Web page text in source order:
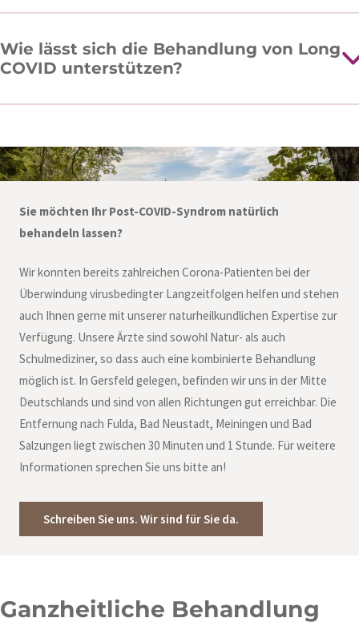
Wie lässt sich die Behandlung von Long
COVID unterstützen?
Sie möchten Ihr Post-COVID-Syndrom natürlich
behandeln lassen?
Wir konnten bereits zahlreichen Corona-Patienten bei der
Überwindung virusbedingter Langzeitfolgen helfen und stehen
auch Ihnen gerne mit unserer naturheilkundlichen Expertise zur
Verfügung. Unsere Ärzte sind sowohl Natur- als auch
Schulmediziner, so dass auch eine kombinierte Behandlung
möglich ist. In Gersfeld gelegen, befinden wir uns in der Mitte
Deutschlands und sind von allen Richtungen gut erreichbar. Die
Entfernung nach Fulda, Bad Neustadt, Meiningen und Bad
Salzungen liegt zwischen 30 Minuten und 1 Stunde. Für weitere
Informationen sprechen Sie uns bitte an!
Schreiben Sie uns. Wir sind für Sie da.
Ganzheitliche Behandlung